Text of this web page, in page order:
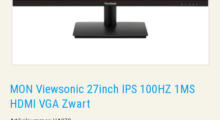
MON Viewsonic 27inch IPS 100HZ 1MS
HDMI VGA Zwart